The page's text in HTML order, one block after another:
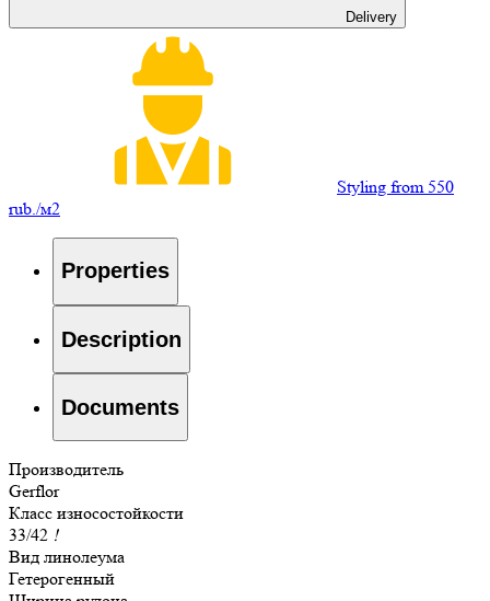
Delivery
Styling from 550
rub./м2
Properties
Description
Documents
Производитель
Gerflor
Класс износостойкости
33/42 !
Вид линолеума
Гетерогенный